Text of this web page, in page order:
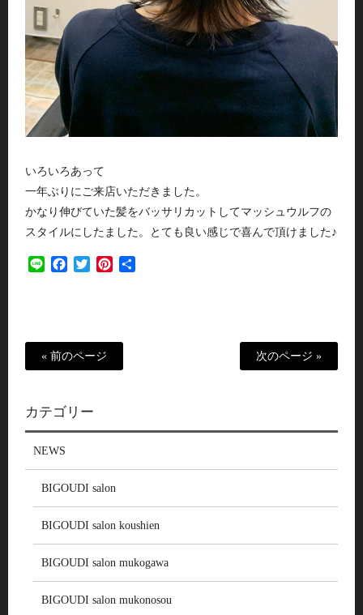
いろいろあって
一年ぶりにご来店いただきました。
かなり伸びていた髪をバッサリカットしてマッシュウルフの
スタイルにしたました。とても良い感じで喜んで頂けました♪
Line FacebookTwitterPinterest
« 前のページ 次のページ »
カテゴリー
NEWS
BIGOUDI salon
BIGOUDI salon koushien
BIGOUDI salon mukogawa
BIGOUDI salon mukonosou